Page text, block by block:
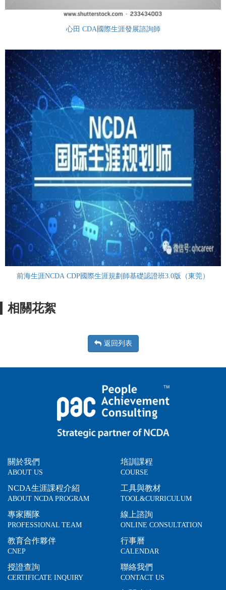
心田 CDA國際生涯發展諮詢師
前海生涯NCDA CDP國際生涯規劃師基礎認證班3.0版（東莞）
相關花絮
返回列表
關於我們
ABOUT US
NCDA生涯課程介紹
ABOUT NCDA PROGRAM
專家團隊
PROFESSIONAL TEAM
教育合作夥伴
CNEP
授證查詢
CERTIFICATE INQUIRY
培訓課程
COURSE
工具與教材
TOOL&CURRICULUM
線上諮詢
ONLINE CONSULTATION
行事曆
CALENDAR
聯絡我們
CONTACT US